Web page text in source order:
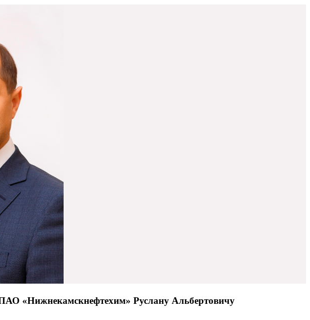
«Нижнекамскнефтехим» Руслану Альбертовичу